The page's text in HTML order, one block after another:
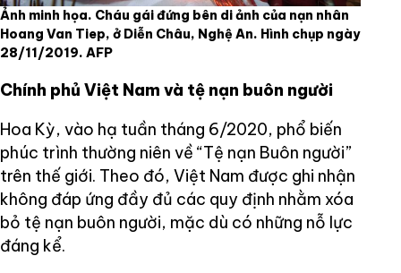
Ảnh minh họa. Cháu gái đứng bên di ảnh của nạn nhân
Hoang Van Tiep, ở Diễn Châu, Nghệ An. Hình chụp ngày
28/11/2019. AFP
Chính phủ Việt Nam và tệ nạn buôn người
Hoa Kỳ, vào hạ tuần tháng 6/2020, phổ biến
phúc trình thường niên về “Tệ nạn Buôn người”
trên thế giới. Theo đó, Việt Nam được ghi nhận
không đáp ứng đầy đủ các quy định nhằm xóa
bỏ tệ nạn buôn người, mặc dù có những nỗ lực
đáng kể.